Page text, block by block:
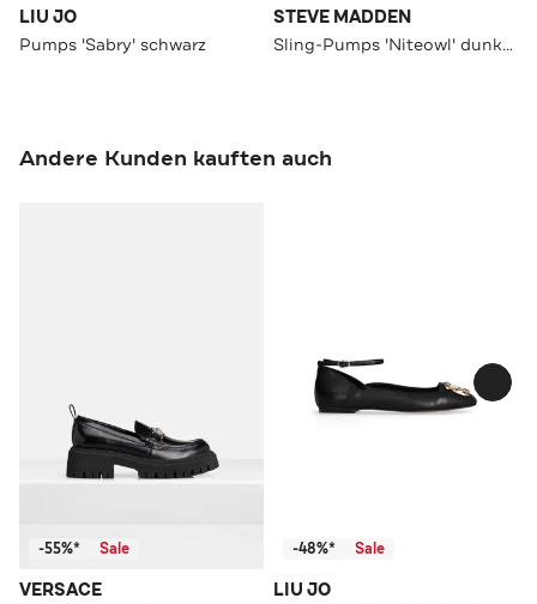
LIU JO
Pumps 'Sabry' schwarz
STEVE MADDEN
Sling-Pumps 'Niteowl' dunkelblau
Andere Kunden kauften auch
-55%* Sale
VERSACE
-48%* Sale
LIU JO